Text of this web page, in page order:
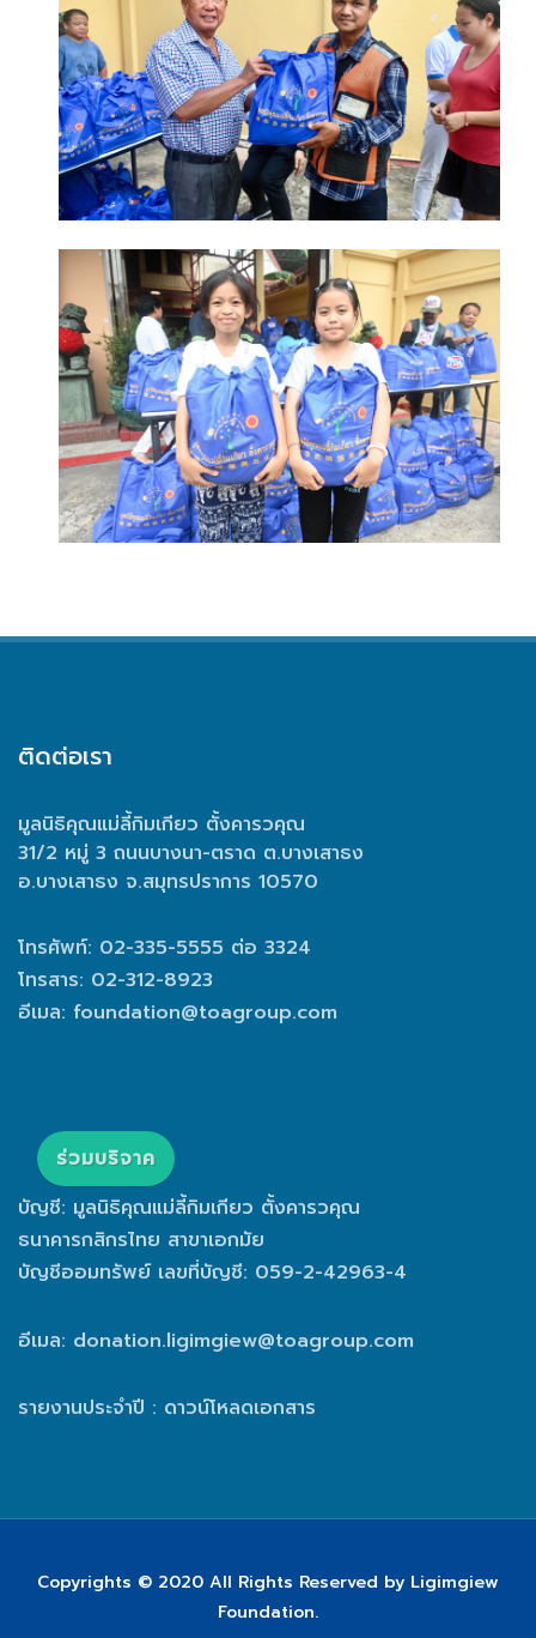
ติดต่อเรา
มูลนิธิคุณแม่ลี้กิมเกียว ตั้งคารวคุณ
31/2 หมู่ 3 ถนนบางนา-ตราด ต.บางเสาธง
อ.บางเสาธง จ.สมุทรปราการ 10570
โทรศัพท์: 02-335-5555 ต่อ 3324
โทรสาร: 02-312-8923
อีเมล: foundation@toagroup.com
ร่วมบริจาค
บัญชี: มูลนิธิคุณแม่ลี้กิมเกียว ตั้งคารวคุณ
ธนาคารกสิกรไทย สาขาเอกมัย
บัญชีออมทรัพย์ เลขที่บัญชี: 059-2-42963-4
อีเมล: donation.ligimgiew@toagroup.com
รายงานประจำปี : ดาวน์โหลดเอกสาร
Copyrights © 2020 All Rights Reserved by Ligimgiew
Foundation.